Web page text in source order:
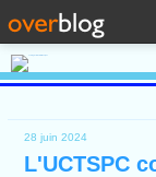
28 juin 2024
L'UCTSPC